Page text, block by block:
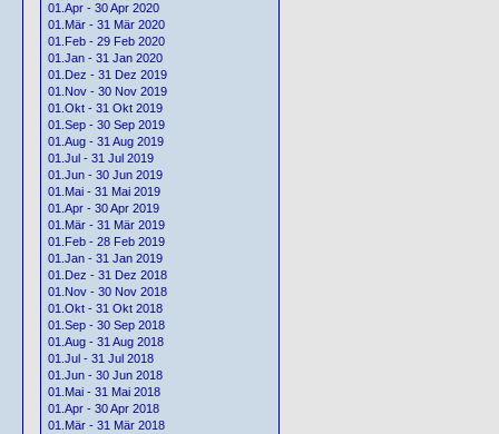
01.Apr - 30 Apr 2020
01.Mär - 31 Mär 2020
01.Feb - 29 Feb 2020
01.Jan - 31 Jan 2020
01.Dez - 31 Dez 2019
01.Nov - 30 Nov 2019
01.Okt - 31 Okt 2019
01.Sep - 30 Sep 2019
01.Aug - 31 Aug 2019
01.Jul - 31 Jul 2019
01.Jun - 30 Jun 2019
01.Mai - 31 Mai 2019
01.Apr - 30 Apr 2019
01.Mär - 31 Mär 2019
01.Feb - 28 Feb 2019
01.Jan - 31 Jan 2019
01.Dez - 31 Dez 2018
01.Nov - 30 Nov 2018
01.Okt - 31 Okt 2018
01.Sep - 30 Sep 2018
01.Aug - 31 Aug 2018
01.Jul - 31 Jul 2018
01.Jun - 30 Jun 2018
01.Mai - 31 Mai 2018
01.Apr - 30 Apr 2018
01.Mär - 31 Mär 2018